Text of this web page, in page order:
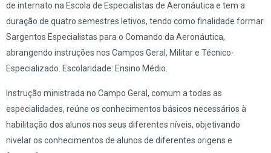
de internato na Escola de Especialistas de Aeronáutica e tem a
duração de quatro semestres letivos, tendo como finalidade formar
Sargentos Especialistas para o Comando da Aeronáutica,
abrangendo instruções nos Campos Geral, Militar e Técnico-
Especializado. Escolaridade: Ensino Médio.
Instrução ministrada no Campo Geral, comum a todas as
especialidades, reúne os conhecimentos básicos necessários à
habilitação dos alunos nos seus diferentes níveis, objetivando
nivelar os conhecimentos de alunos de diferentes origens e